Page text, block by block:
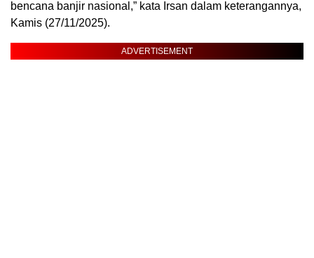
bencana banjir nasional,” kata Irsan dalam keterangannya,
Kamis (27/11/2025).
ADVERTISEMENT